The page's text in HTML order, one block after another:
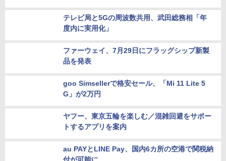
テレビ局と5Gの周波数共用、武田総務相「年
度内に実用化」
ファーウェイ、7月29日にフラッグシップ新製
品を発表
goo Simsellerで格安セール、「Mi 11 Lite 5
G」が2万円
ヤフー、東京五輪を楽しむ／混雑回避をサポー
トするアプリを案内
au PAYとLINE Pay、国内6カ所の空港で関税納